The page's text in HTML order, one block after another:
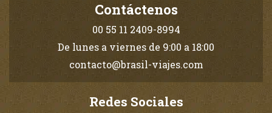
Contáctenos
00 55 11 2409-8994
De lunes a viernes de 9:00 a 18:00
contacto@brasil-viajes.com
Redes Sociales